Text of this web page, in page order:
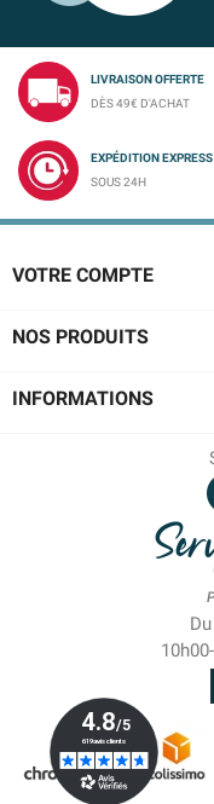
LIVRAISON OFFERTE
DÈS 49€ D'ACHAT
EXPÉDITION EXPRESS
SOUS 24H
VOTRE COMPTE
NOS PRODUITS
INFORMATIONS